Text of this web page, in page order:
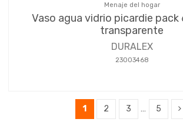
Menaje del hogar
Vaso agua vidrio picardie pack
transparente
DURALEX
23003468
1 2 3 … 5